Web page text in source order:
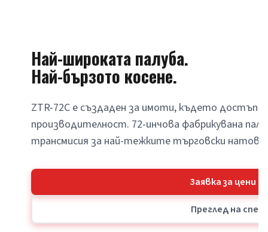
Най-широката палуба.
Най-бързото косене.
ZTR-72C е създаден за имоти, където
производителност. 72-инчова фабрикувана
трансмисия за най-тежките търговски
Заявка за цени
Преглед на